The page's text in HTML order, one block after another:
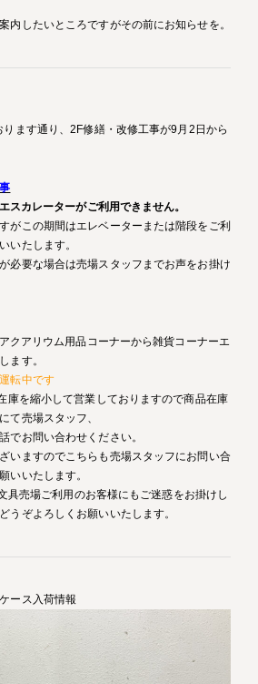
内したいところですがその前にお知らせを。
ます通り、2F修繕・改修工事が9月2日から
スカレーターがご利用できません。
がこの期間はエレベーターまたは階段をご利
いたします。
必要な場合は売場スタッフまでお声をお掛け
クアリウム用品コーナーから雑貨コーナーエ
ます。
転中です
庫を縮小して営業しておりますので商品在庫
て売場スタッフ、
でお問い合わせください。
いますのでこちらも売場スタッフにお問い合
いいたします。
具売場ご利用のお客様にもご迷惑をお掛けし
うぞよろしくお願いいたします。
ース入荷情報